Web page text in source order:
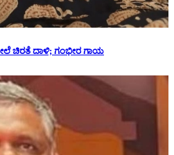
ಚಿರತೆ ದಾಳಿ; ಗಂಭೀರ ಗಾಯ